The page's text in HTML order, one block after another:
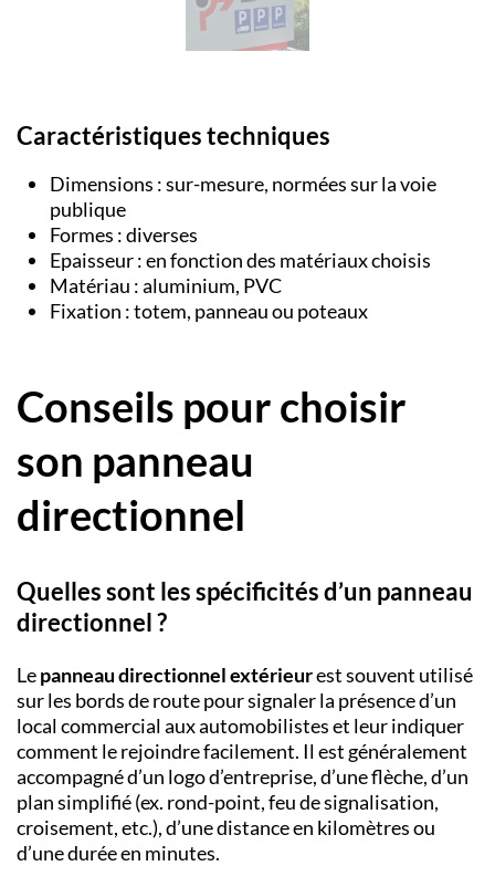
Caractéristiques techniques
Dimensions : sur-mesure, normées sur la voie
publique
Formes : diverses
Epaisseur : en fonction des matériaux choisis
Matériau : aluminium, PVC
Fixation : totem, panneau ou poteaux
Conseils pour choisir
son panneau
directionnel
Quelles sont les spécificités d’un panneau
directionnel ?
Lepanneau directionnelextérieurest souvent utilisé
sur les bords de route pour signaler la présence d’un
local commercial aux automobilistes et leur indiquer
comment le rejoindre facilement. Il est généralement
accompagné d’un logo d’entreprise, d’une flèche, d’un
plan simplifié (ex. rond-point, feu de signalisation,
croisement, etc.), d’une distance en kilomètres ou
d’une durée en minutes.